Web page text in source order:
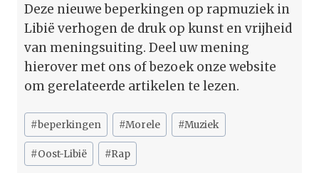
Deze nieuwe beperkingen op rapmuziek in
Libië verhogen de druk op kunst en vrijheid
van meningsuiting. Deel uw mening
hierover met ons of bezoek onze website
om gerelateerde artikelen te lezen.
Bericht
tags:
#beperkingen #Morele #Muziek
#Oost-Libië #Rap